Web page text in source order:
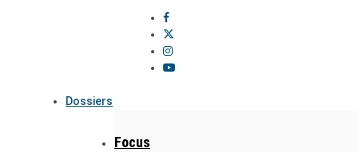
Dossiers
Focus